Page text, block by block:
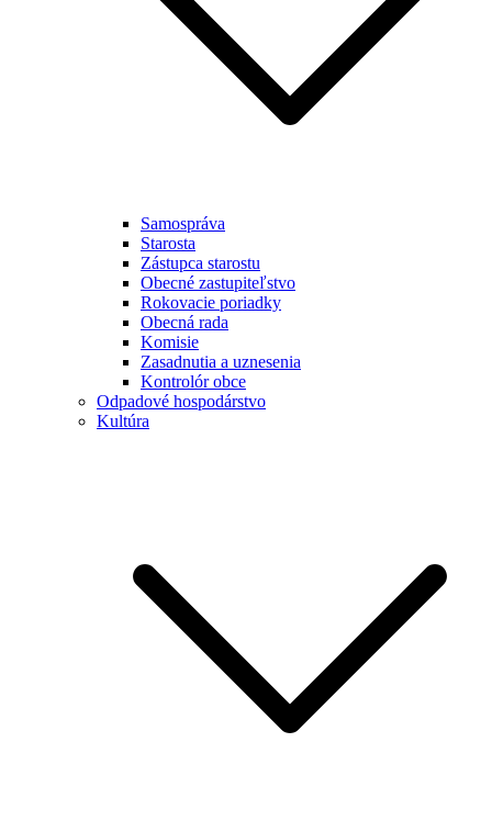
Samospráva
Starosta
Zástupca starostu
Obecné zastupiteľstvo
Rokovacie poriadky
Obecná rada
Komisie
Zasadnutia a uznesenia
Kontrolór obce
Odpadové hospodárstvo
Kultúra